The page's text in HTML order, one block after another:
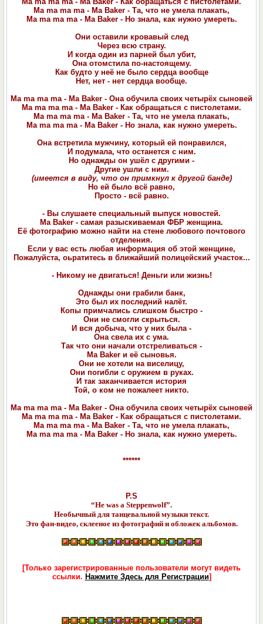
Ma ma ma ma - Ma Baker - Та, что не умела плакать,
Ma ma ma ma - Ma Baker - Но знала, как нужно умереть.
Они оставили кровавый след
Через всю страну.
И когда один из парней был убит,
Она отомстила по-настоящему.
Как будто у неё не было сердца вообще
Нет, нет - нет сердца вообще.
Ma ma ma ma - Ma Baker - Она обучила своих четырёх сыновей
Ma ma ma ma - Ma Baker - Как обращаться с пистолетами.
Ma ma ma ma - Ma Baker - Та, что не умела плакать,
Ma ma ma ma - Ma Baker - Но знала, как нужно умереть.
Она встретила мужчину, который ей понравился,
И подумала, что останется с ним.
Но однажды он ушёл с другими -
Другие ушли с ним.
(имеется в виду, что он примкнул к другой банде)
Но ей было всё равно,
Просто - всё равно.
- Вы слушаете специальный выпуск новостей.
Ma Baker - самая разыскиваемая ФБР женщина.
Её фотографию можно найти на стене любового почтового
отделения.
Если у вас есть любая информация об этой женщине,
Пожалуйста, оьратитесь в ближайший полицейский участок...
- Никому не двигаться! Деньги или жизнь!
Однажды они грабили банк,
Это был их последний налёт.
Копы примчались слишком быстро -
Они не смогли скрыться.
И вся добыча, что у них была -
Она свела их с ума.
Так что они начали отстреливаться -
Ma Baker и её сыновья.
Они не хотели на виселицу,
Они погибли с оружием в руках.
И так заканчивается история
Той, о ком не пожалеет никто.
Ma ma ma ma - Ma Baker - Она обучила своих четырёх сыновей
Ma ma ma ma - Ma Baker - Как обращаться с пистолетами.
Ma ma ma ma - Ma Baker - Та, что не умела плакать,
Ma ma ma ma - Ma Baker - Но знала, как нужно умереть.
******
P.S
“He was a Steppenwolf”.
Необычный для танцевальной музыки текст.
Это фан-видео, склееное из фотографий и обложек альбомов.
[Только зарегистрированные пользователи могут видеть
ссылки. Нажмите Здесь для Регистрации]